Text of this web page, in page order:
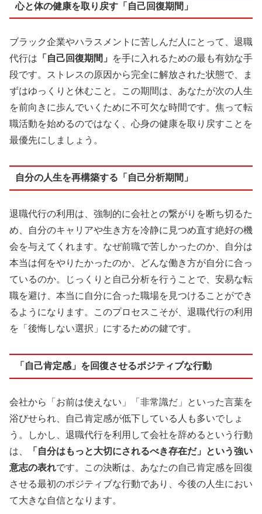
心と体の健康を取り戻す「自己回復期間」
ブラック企業やハラスメントに苦しんだ人にとって、退職
代行は 「自己回復期間」
を手に入れるための最も有効な手
段です。ストレスの原因から完全に解放された状態で、ま
ずはゆっくりと休むこと。この期間は、あなたが次の人生
を前向きに歩んでいくために不可欠な時間です。焦って転
職活動を始めるのではなく、心身の健康を取り戻すことを
最優先にしましょう。
自分の人生を再構築する「自己分析期間」
退職代行の利用は、強制的に会社との繋がりを断ち切るた
め、自分のキャリアや生き方を冷静に見つめ直す絶好の機
会を与えてくれます。なぜ前職で苦しかったのか、自分は
本当は何をやりたかったのか、どんな働き方が自分に合っ
ているのか。じっくりと自己分析を行うことで、安易な転
職を避け、本当に自分に合った職場を見つけることができ
るようになります。このプロセスこそが、退職代行の利用
を「後悔しない選択」にするための鍵です。
「自己肯定感」を回復させるポジティブな行動
会社から「お前は使えない」「非常識だ」といった言葉を
浴びせられ、自己肯定感が低下している人も多いでしょ
う。しかし、退職代行を利用して会社を辞めるという行動
は、
「自分はもっと大切にされるべき存在だ」という強い
意志の表れです。この決断は、あなたの自己肯定感を回復
させる最初のポジティブな行動であり、今後の人生におい
て大きな自信となります。